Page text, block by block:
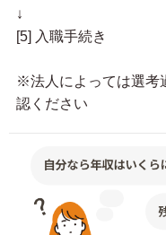
↓
[5] 入職手続き
※法人によっては選考
認ください